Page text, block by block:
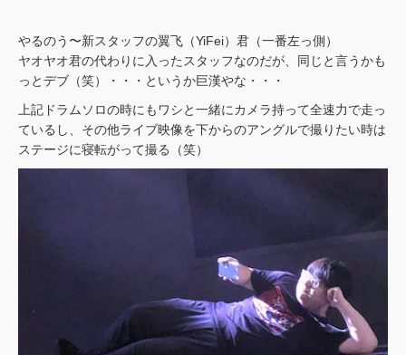
やるのう〜新スタッフの翼飞（YiFei）君（一番左っ側）
ヤオヤオ君の代わりに入ったスタッフなのだが、同じと言うかも
っとデブ（笑）・・・というか巨漢やな・・・
上記ドラムソロの時にもワシと一緒にカメラ持って全速力で走っ
ているし、その他ライブ映像を下からのアングルで撮りたい時は
ステージに寝転がって撮る（笑）